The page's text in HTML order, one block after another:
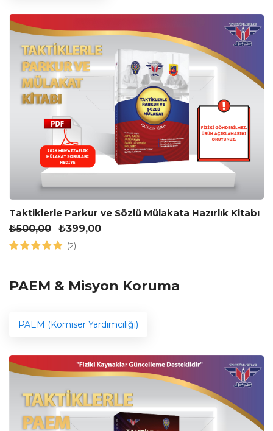
Taktiklerle Parkur ve Sözlü Mülakata Hazırlık Kitabı
₺500,00 ₺399,00
(2)
PAEM & Misyon Koruma
PAEM (Komiser Yardımcılığı)